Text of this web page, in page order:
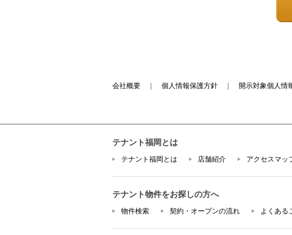
会社概要 個人情報保護方針 開示対象個人情
テナント福岡とは
テナント福岡とは 店舗紹介 アクセスマッ
テナント物件をお探しの方へ
物件検索 契約・オープンの流れ よくある